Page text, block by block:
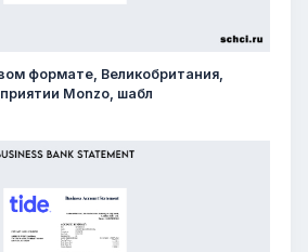
формате, Великобритания,
Monzo, шабл